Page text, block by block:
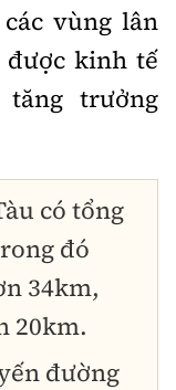
vùng lân
được kinh tế
trưởng
có tổng
đó
34km,
20km.
đường